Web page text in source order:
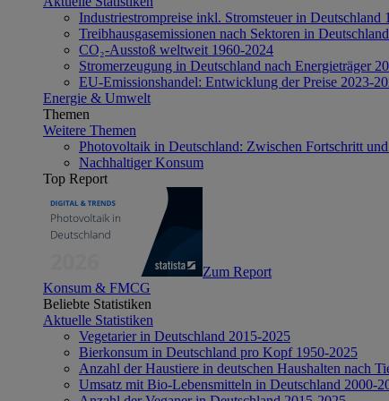
Industriestrompreise inkl. Stromsteuer in Deutschland
Treibhausgasemissionen nach Sektoren in
CO₂-Ausstoß weltweit 1960-2024
Stromerzeugung in Deutschland nach Energieträger
EU-Emissionshandel: Entwicklung der Preise 2023-
Energie & Umwelt
Themen
Weitere Themen
Photovoltaik in Deutschland: Zwischen Fortschritt
Nachhaltiger Konsum
Top Report
Zum Report
Konsum & FMCG
Beliebte Statistiken
Aktuelle Statistiken
Vegetarier in Deutschland 2015-2025
Bierkonsum in Deutschland pro Kopf 1950-2025
Anzahl der Haustiere in deutschen Haushalten nach
Umsatz mit Bio-Lebensmitteln in Deutschland 2000-